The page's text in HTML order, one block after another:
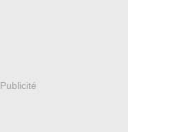
Publicité